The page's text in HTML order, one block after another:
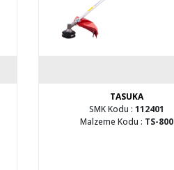
TASUKA
SMK Kodu :112401
Malzeme Kodu : TS-800